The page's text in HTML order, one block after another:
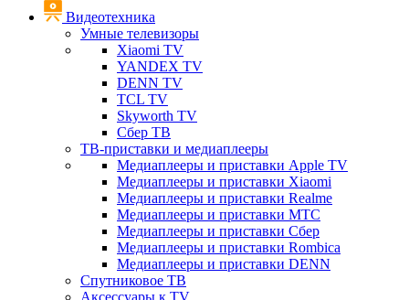
Видеотехника
Умные телевизоры
Xiaomi TV
YANDEX TV
DENN TV
TCL TV
Skyworth TV
Сбер ТВ
ТВ-приставки и медиаплееры
Медиаплееры и приставки Apple TV
Медиаплееры и приставки Xiaomi
Медиаплееры и приставки Realme
Медиаплееры и приставки МТС
Медиаплееры и приставки Сбер
Медиаплееры и приставки Rombica
Медиаплееры и приставки DENN
Спутниковое ТВ
Аксессуары к TV